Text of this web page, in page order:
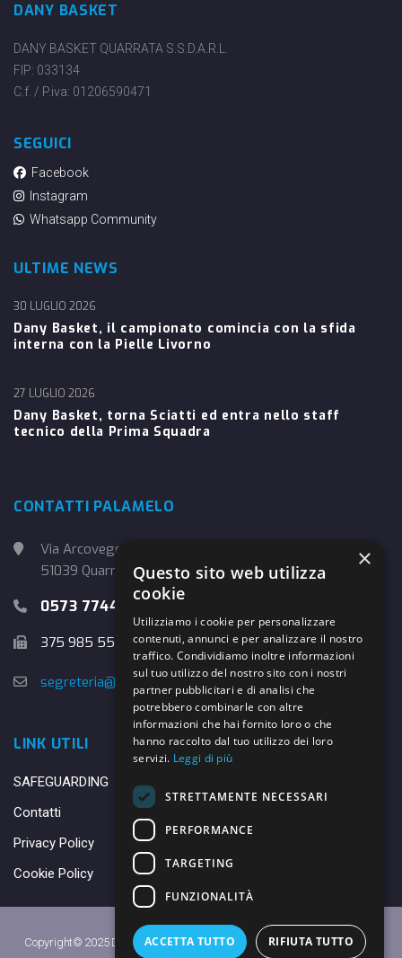
DANY BASKET
DANY BASKET QUARRATA S.S.D.A.R.L.
FIP: 033134
C.f. / P.iva: 01206590471
SEGUICI
Facebook
Instagram
Whatsapp Community
ULTIME NEWS
Dany Basket, il campionato comincia con la sfida
interna con la Pielle Livorno
30 LUGLIO 2026
Dany Basket, torna Sciatti ed entra nello staff
tecnico della Prima Squadra
27 LUGLIO 2026
CONTATTI PALAMELO
Via Arcoveggio, 4
51039 Quarrata (PT)
0573 774457
375 985 5526
segreteria@danybasket.it
LINK UTILI
SAFEGUARDING
Contatti
Privacy Policy
Cookie Policy
Copyright© 2025 DANY BASKET QUARRATA S.S.D.A.R.L. -Privacy Policy
×
Questo sito web utilizza
cookie
Utilizziamo i cookie per personalizzare
contenuti, annunci e per analizzare il nostro
traffico. Condividiamo inoltre informazioni
sul tuo utilizzo del nostro sito con i nostri
partner pubblicitari e di analisi che
potrebbero combinarle con altre
informazioni che hai fornito loro o che
hanno raccolto dal tuo utilizzo dei loro
servizi. Leggi di più
STRETTAMENTE NECESSARI
PERFORMANCE
TARGETING
FUNZIONALITÀ
ACCETTA TUTTO RIFIUTA TUTTO